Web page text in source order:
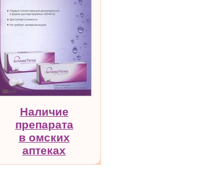
Наличие
препарата
в омских
аптеках